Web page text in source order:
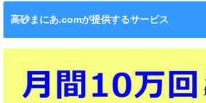
高砂まにあ.comが提供するサービス